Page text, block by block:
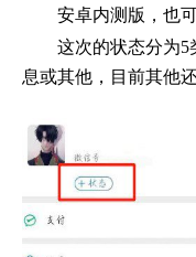
安卓内测版，也
这次的状态分为
息或其他，目前其他